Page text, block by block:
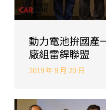
動力電池拚國產
廠組雷銲聯盟
2019 年 8 月 20 日